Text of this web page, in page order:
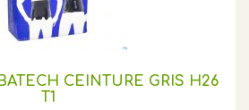
CEINTURE GRIS H26
T1